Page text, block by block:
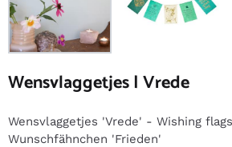
Wensvlaggetjes | Vrede
Wensvlaggetjes 'Vrede' - Wishing
Wunschfähnchen 'Frieden'